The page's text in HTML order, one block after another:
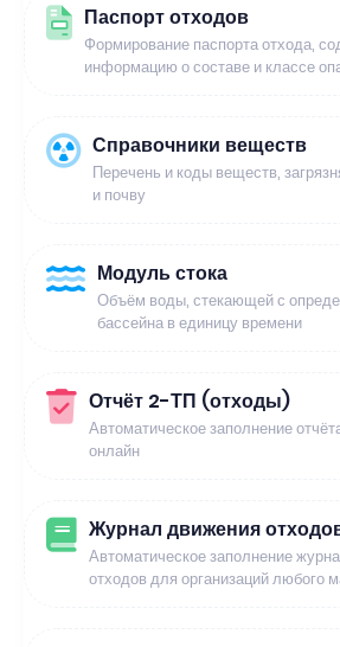
Паспорт отходов
Формирование паспорта отхода,
информацию о составе и классе
Справочники веществ
Перечень и коды веществ,
и почву
Модуль стока
Объём воды, стекающей с
бассейна в единицу времени
Отчёт 2-ТП (отходы)
Автоматическое заполнение
онлайн
Журнал движения
Автоматическое заполнение
отходов для организаций любого